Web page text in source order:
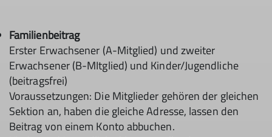
Familienbeitrag
Erster Erwachsener (A-Mitglied) und zweiter
Erwachsener (B-MItglied) und Kinder/Jugendliche
(beitragsfrei)
Voraussetzungen: Die Mitglieder gehören der gleichen
Sektion an, haben die gleiche Adresse, lassen den
Beitrag von einem Konto abbuchen.